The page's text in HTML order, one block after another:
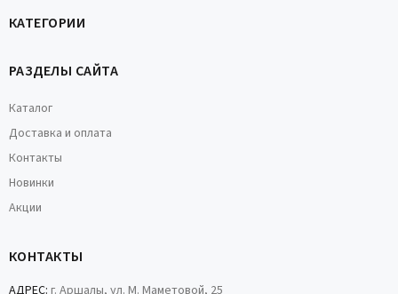
КАТЕГОРИИ
РАЗДЕЛЫ САЙТА
Каталог
Доставка и оплата
Контакты
Новинки
Акции
КОНТАКТЫ
АДРЕС: г. Аршалы, ул. М. Маметовой, 25